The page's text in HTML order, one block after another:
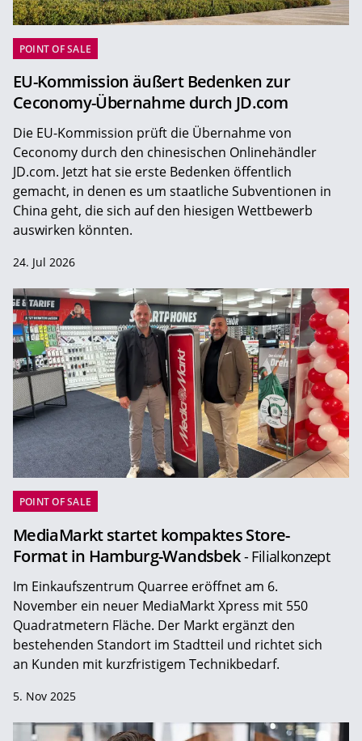
POINT OF SALE
EU-Kommission äußert Bedenken zur
Ceconomy-Übernahme durch JD.com
Die EU-Kommission prüft die Übernahme von
Ceconomy durch den chinesischen Onlinehändler
JD.com. Jetzt hat sie erste Bedenken öffentlich
gemacht, in denen es um staatliche Subventionen in
China geht, die sich auf den hiesigen Wettbewerb
auswirken könnten.
24. Jul 2026
POINT OF SALE
MediaMarkt startet kompaktes Store-
Format in Hamburg-Wandsbek- Filialkonzept
Im Einkaufszentrum Quarree eröffnet am 6.
November ein neuer MediaMarkt Xpress mit 550
Quadratmetern Fläche. Der Markt ergänzt den
bestehenden Standort im Stadtteil und richtet sich
an Kunden mit kurzfristigem Technikbedarf.
5. Nov 2025